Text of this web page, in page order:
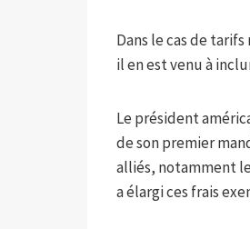
Dans le cas de
il en est venu à
Le président
de son premier
alliés, notamment
a élargi ces frais